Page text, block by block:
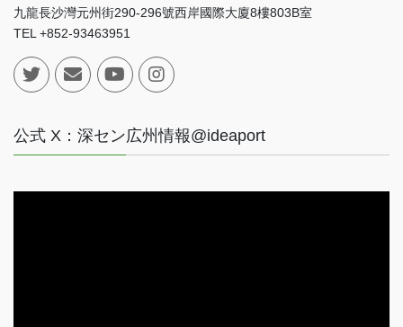
九龍長沙灣元州街290-296號西岸國際大廈8樓803B室
TEL +852-93463951
公式 X：深セン広州情報@ideaport